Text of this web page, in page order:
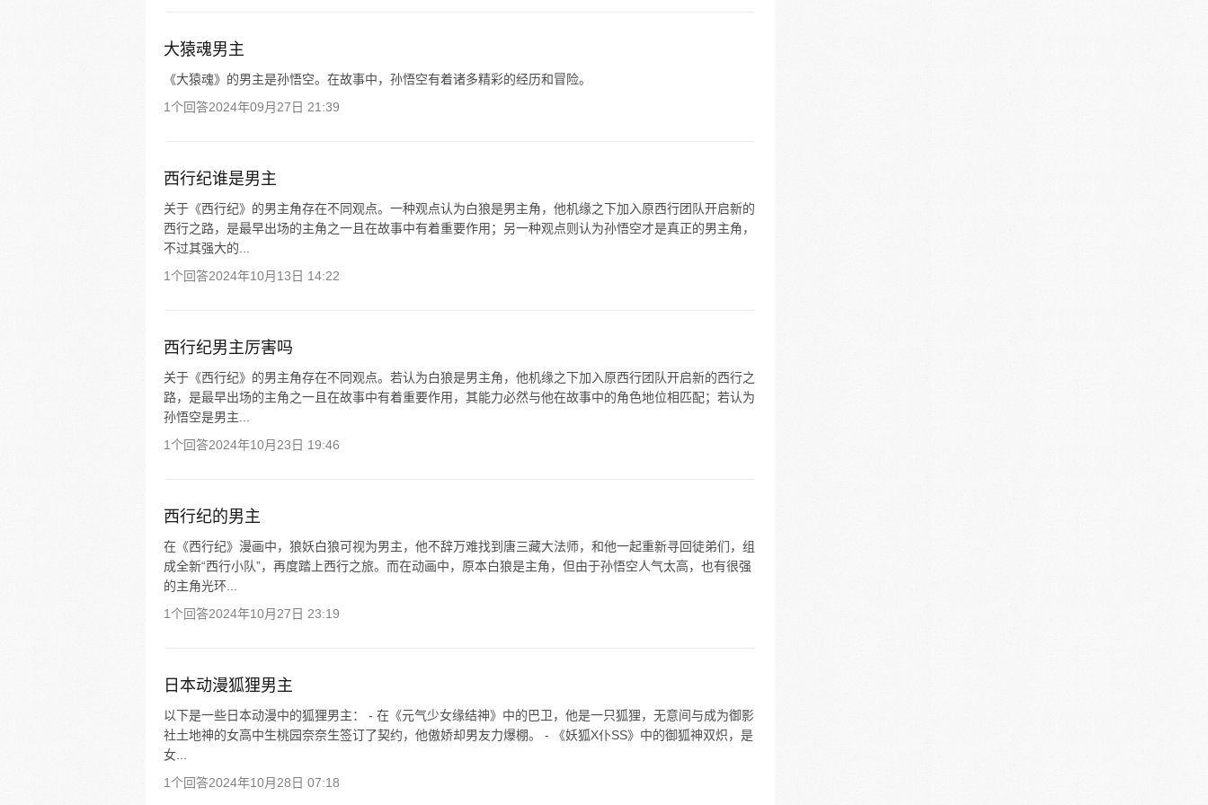
大猿魂男主
《大猿魂》的男主是孙悟空。在故事中，孙悟空有着诸多精彩的经历和冒险。
1个回答2024年09月27日 21:39
西行纪谁是男主
关于《西行纪》的男主角存在不同观点。一种观点认为白狼是男主角，他机缘之下加入原西行团队开启新的
西行之路，是最早出场的主角之一且在故事中有着重要作用；另一种观点则认为孙悟空才是真正的男主角，
不过其强大的...
1个回答2024年10月13日 14:22
西行纪男主厉害吗
关于《西行纪》的男主角存在不同观点。若认为白狼是男主角，他机缘之下加入原西行团队开启新的西行之
路，是最早出场的主角之一且在故事中有着重要作用，其能力必然与他在故事中的角色地位相匹配；若认为
孙悟空是男主...
1个回答2024年10月23日 19:46
西行纪的男主
在《西行纪》漫画中，狼妖白狼可视为男主，他不辞万难找到唐三藏大法师，和他一起重新寻回徒弟们，组
成全新“西行小队”，再度踏上西行之旅。而在动画中，原本白狼是主角，但由于孙悟空人气太高，也有很强
的主角光环...
1个回答2024年10月27日 23:19
日本动漫狐狸男主
以下是一些日本动漫中的狐狸男主： - 在《元气少女缘结神》中的巴卫，他是一只狐狸，无意间与成为御影
社土地神的女高中生桃园奈奈生签订了契约，他傲娇却男友力爆棚。 - 《妖狐X仆SS》中的御狐神双炽，是
女...
1个回答2024年10月28日 07:18